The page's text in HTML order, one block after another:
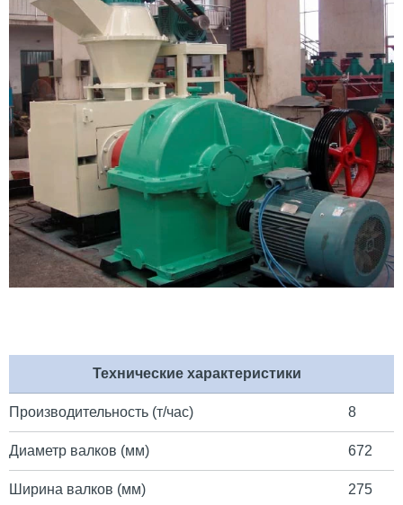
Технические характеристики
Производительность (т/час) 8
Диаметр валков (мм) 672
Ширина валков (мм) 275